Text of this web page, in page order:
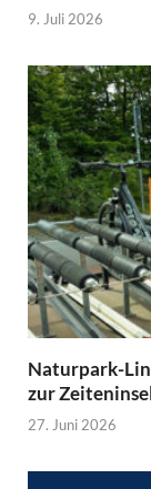
9. Juli 2026
Naturpark-
zur
27. Juni 2026